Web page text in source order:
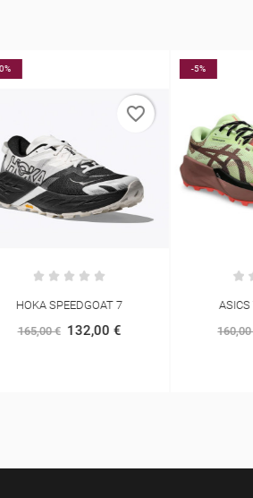
ASICS TRABUCO 14
160,00 € 152,00 €